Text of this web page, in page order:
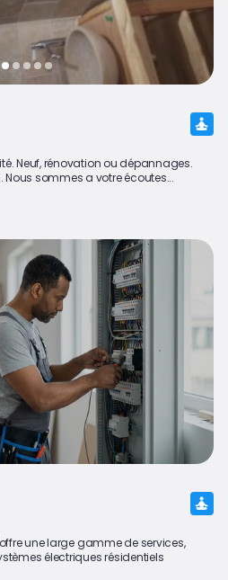
Neuf, rénovation ou dépannages.
sommes a votre écoutes...
une large gamme de services,
électriques résidentiels